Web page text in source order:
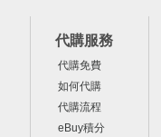
代購服務
代購免費
如何代購
代購流程
eBuy積分